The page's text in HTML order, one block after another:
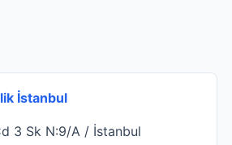
İstanbul
3 Sk N:9/A / İstanbul